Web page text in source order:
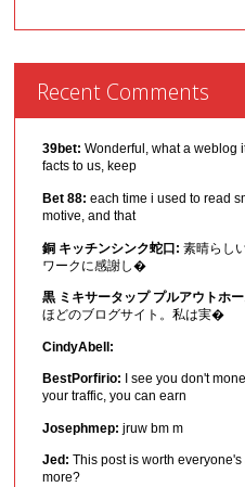
Recent Comments
39bet: Wonderful, what a weblog
facts to us, keep
Bet 88: each time i used to read
motive, and that
銅 キッチンシンク蛇口: 素晴らし
ワークに感謝し�
黒 ミキサータップ プルアウトホ
ほどのブログサイト。私は実�
CindyAbell:
BestPorfirio:
I see you don't
your traffic, you can earn
Josephmep: jruw bm m
Jed: This post is worth
more?